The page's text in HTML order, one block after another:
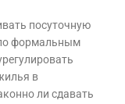
посуточную
по формальным
в
ли сдавать